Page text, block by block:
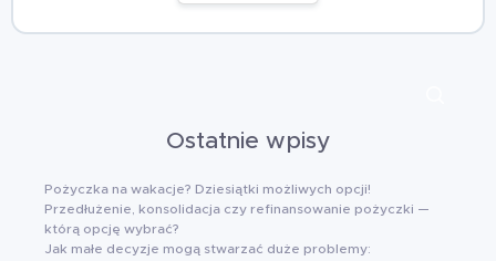
Ostatnie wpisy
Pożyczka na wakacje? Dziesiątki możliwych opcji!
Przedłużenie, konsolidacja czy refinansowanie pożyczki —
którą opcję wybrać?
Jak małe decyzje mogą stwarzać duże problemy: